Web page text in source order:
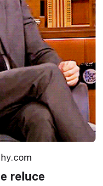
reluce